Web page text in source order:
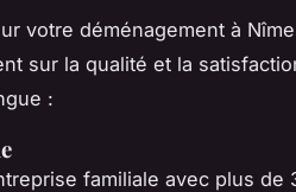
votre déménagement à
sur la qualité et la
:
familiale avec plus de